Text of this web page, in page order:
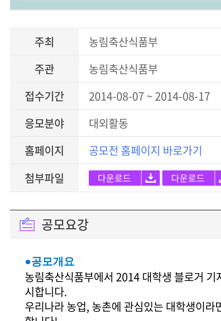
주최
농림축산식품부
주관
농림축산식품부
접수기간
2014-08-07 ~ 2014-08-17
응모분야
대외활동
홈페이지
공모전 홈페이지 바로가기
첨부파일
다운로드 다운로드
공모요강
●공모개요
농림축산식품부에서 2014 대학생 블로거 기
시합니다.
우리나라 농업, 농촌에 관심있는 대학생이라